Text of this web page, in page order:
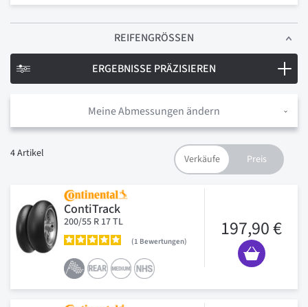
REIFENGRÖSSEN
Meine Abmessungen ändern
4Artikel
ContiTrack
200/55 R 17 TL
1 Bewertungen
197,90 €
ERGEBNISSE PRÄZISIEREN